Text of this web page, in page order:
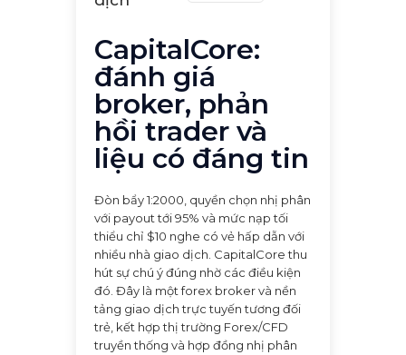
CapitalCore:
đánh giá
broker, phản
hồi trader và
liệu có đáng tin
Đòn bẩy 1:2000, quyền chọn nhị phân
với payout tới 95% và mức nạp tối
thiểu chỉ $10 nghe có vẻ hấp dẫn với
nhiều nhà giao dịch. CapitalCore thu
hút sự chú ý đúng nhờ các điều kiện
đó. Đây là một forex broker và nền
tảng giao dịch trực tuyến tương đối
trẻ, kết hợp thị trường Forex/CFD
truyền thống và hợp đồng nhị phân